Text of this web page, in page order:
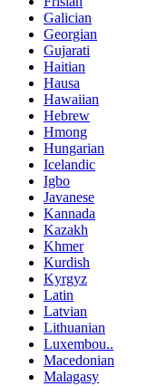
Galician
Georgian
Gujarati
Haitian
Hausa
Hawaiian
Hebrew
Hmong
Hungarian
Icelandic
Igbo
Javanese
Kannada
Kazakh
Khmer
Kurdish
Kyrgyz
Latin
Latvian
Lithuanian
Luxembou..
Macedonian
Malagasy